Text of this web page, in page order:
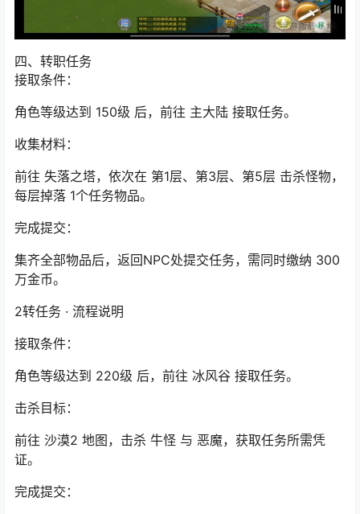
四、转职任务
接取条件：
角色等级达到 150级 后，前往 主大陆 接取任务。
收集材料：
前往 失落之塔，依次在 第1层、第3层、第5层 击杀怪物，
每层掉落 1个任务物品。
完成提交：
集齐全部物品后，返回NPC处提交任务，需同时缴纳 300
万金币。
2转任务 · 流程说明
接取条件：
角色等级达到 220级 后，前往 冰风谷 接取任务。
击杀目标：
前往 沙漠2 地图，击杀 牛怪 与 恶魔，获取任务所需凭
证。
完成提交：